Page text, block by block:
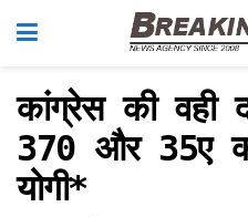
कांग्रेस की वही
370 और 35ए
योगी*